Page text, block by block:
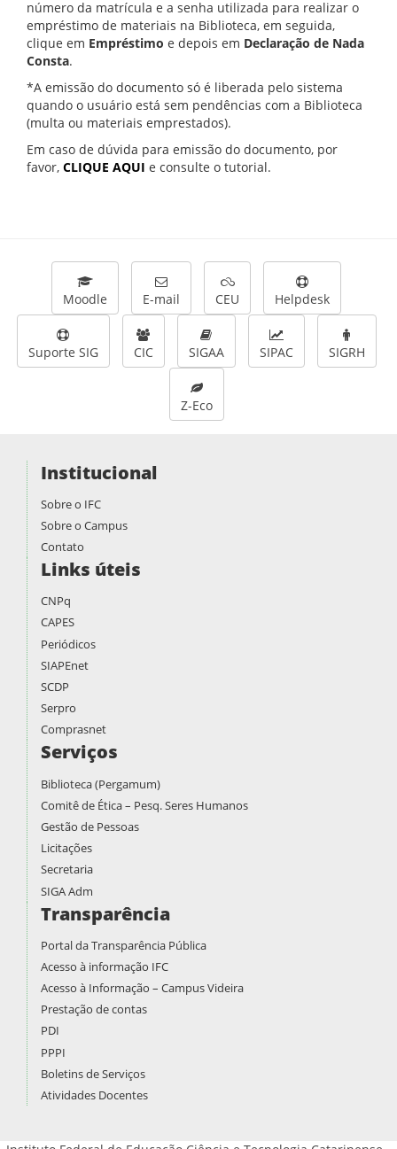
número da matrícula e a senha utilizada para realizar o
empréstimo de materiais na Biblioteca, em seguida,
clique em Empréstimo e depois em Declaração de Nada
Consta.
*A emissão do documento só é liberada pelo sistema
quando o usuário está sem pendências com a Biblioteca
(multa ou materiais emprestados).
Em caso de dúvida para emissão do documento, por
favor, CLIQUE AQUI e consulte o tutorial.
Moodle E-mail CEU Helpdesk
Suporte SIG CIC SIGAA SIPAC SIGRH
Z-Eco
Institucional
Sobre o IFC
Sobre o Campus
Contato
Links úteis
CNPq
CAPES
Periódicos
SIAPEnet
SCDP
Serpro
Comprasnet
Serviços
Biblioteca (Pergamum)
Comitê de Ética – Pesq. Seres Humanos
Gestão de Pessoas
Licitações
Secretaria
SIGA Adm
Transparência
Portal da Transparência Pública
Acesso à informação IFC
Acesso à Informação – Campus Videira
Prestação de contas
PDI
PPPI
Boletins de Serviços
Atividades Docentes